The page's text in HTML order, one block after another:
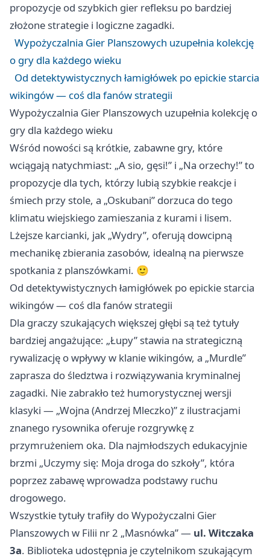
propozycje od szybkich gier refleksu po bardziej
złożone strategie i logiczne zagadki.
Wypożyczalnia Gier Planszowych uzupełnia kolekcję
o gry dla każdego wieku
Od detektywistycznych łamigłówek po epickie starcia
wikingów — coś dla fanów strategii
Wypożyczalnia Gier Planszowych uzupełnia kolekcję o
gry dla każdego wieku
Wśród nowości są krótkie, zabawne gry, które
wciągają natychmiast: „A sio, gęsi!” i „Na orzechy!” to
propozycje dla tych, którzy lubią szybkie reakcje i
śmiech przy stole, a „Oskubani” dorzuca do tego
klimatu wiejskiego zamieszania z kurami i lisem.
Lżejsze karcianki, jak „Wydry”, oferują dowcipną
mechanikę zbierania zasobów, idealną na pierwsze
spotkania z planszówkami. 🙂
Od detektywistycznych łamigłówek po epickie starcia
wikingów — coś dla fanów strategii
Dla graczy szukających większej głębi są też tytuły
bardziej angażujące: „Łupy” stawia na strategiczną
rywalizację o wpływy w klanie wikingów, a „Murdle”
zaprasza do śledztwa i rozwiązywania kryminalnej
zagadki. Nie zabrakło też humorystycznej wersji
klasyki — „Wojna (Andrzej Mleczko)” z ilustracjami
znanego rysownika oferuje rozgrywkę z
przymrużeniem oka. Dla najmłodszych edukacyjnie
brzmi „Uczymy się: Moja droga do szkoły”, która
poprzez zabawę wprowadza podstawy ruchu
drogowego.
Wszystkie tytuły trafiły do Wypożyczalni Gier
Planszowych w Filii nr 2 „Masnówka” — ul. Witczaka
3a. Biblioteka udostępnia je czytelnikom szukającym